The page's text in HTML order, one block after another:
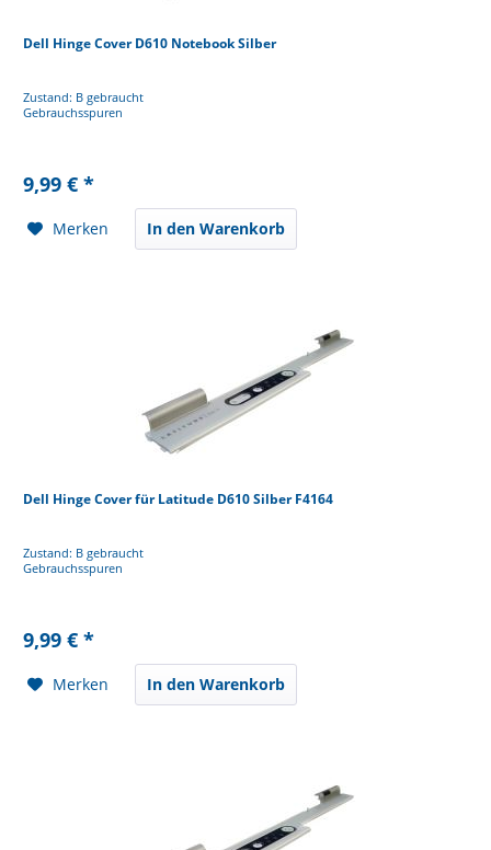
Dell Hinge Cover D610 Notebook Silber
Zustand: B gebraucht
Gebrauchsspuren
9,99 € *
Merken In den Warenkorb
Dell Hinge Cover für Latitude D610 Silber F4164
Zustand: B gebraucht
Gebrauchsspuren
9,99 € *
Merken In den Warenkorb